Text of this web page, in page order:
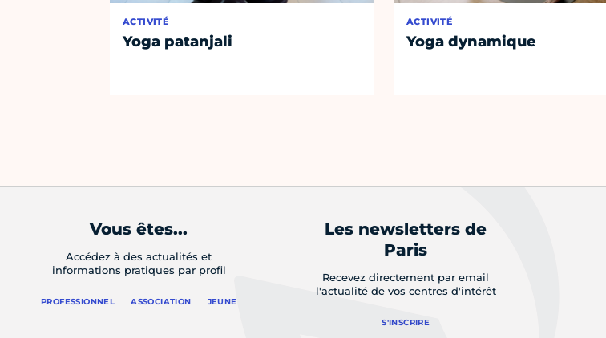
ACTIVITÉ
Yoga patanjali
ACTIVITÉ
Yoga dynamique
Vous êtes...
Accédez à des actualités et
informations pratiques par profil
PROFESSIONNEL ASSOCIATION JEUNE
Les newsletters de
Paris
Recevez directement par email
l'actualité de vos centres d'intérêt
S'INSCRIRE